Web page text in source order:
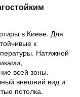
в Киеве. Для
к
Натяжной
всей зоны.
внешний вид и
потолка.